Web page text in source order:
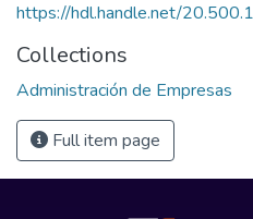
https://hdl.handle.net/
Collections
Administración de Empresas
Full item page